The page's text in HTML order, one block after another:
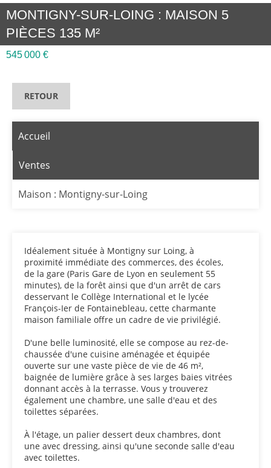
MONTIGNY-SUR-LOING : MAISON 5
PIÈCES 135 M²
545 000 €
Accueil
Ventes
Maison : Montigny-sur-Loing
RETOUR
Idéalement située à Montigny sur Loing, à
proximité immédiate des commerces, des écoles,
de la gare (Paris Gare de Lyon en seulement 55
minutes), de la forêt ainsi que d'un arrêt de cars
desservant le Collège International et le lycée
François-Ier de Fontainebleau, cette charmante
maison familiale offre un cadre de vie privilégié.
D'une belle luminosité, elle se compose au rez-de-
chaussée d'une cuisine aménagée et équipée
ouverte sur une vaste pièce de vie de 46 m²,
baignée de lumière grâce à ses larges baies vitrées
donnant accès à la terrasse. Vous y trouverez
également une chambre, une salle d'eau et des
toilettes séparées.
À l'étage, un palier dessert deux chambres, dont
une avec dressing, ainsi qu'une seconde salle d'eau
avec toilettes.